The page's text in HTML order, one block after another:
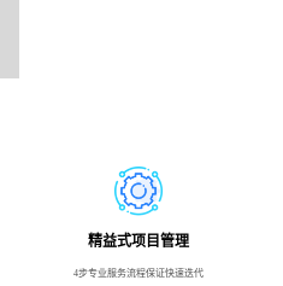
精益式项目管理
4步专业服务流程保证快速迭代